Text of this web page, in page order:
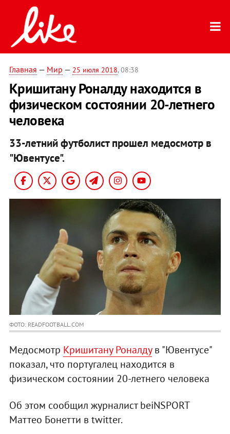
Главная — Мир — 25 июля 2018, 08:38
Кришитану Роналду находится в
физическом состоянии 20-летнего
человека
33-летний футболист прошел медосмотр в
"Ювентусе".
ФОТО: READFOOTBALL.COM
Медосмотр Кришитану Роналдув "Ювентусе"
показал, что португалец находится в
физическом состоянии 20-летнего человека
Об этом сообщил журналист beiNSPORT
Маттео Бонетти в twitter.